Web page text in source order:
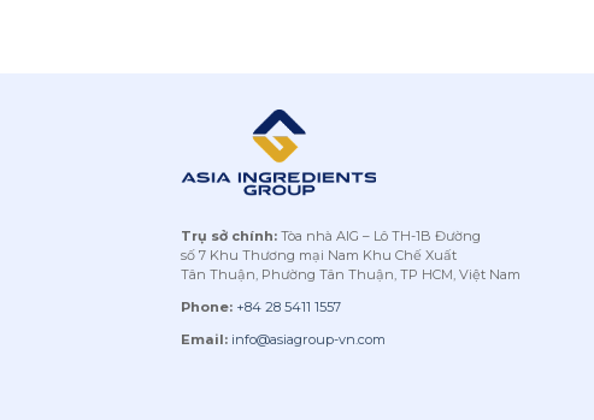
Trụ sở chính: Tòa nhà AIG – Lô TH-1B Đường
số 7 Khu Thương mại Nam Khu Chế Xuất
Tân Thuận, Phường Tân Thuận, TP HCM, Việt Nam
Phone: +84 28 5411 1557
Email: info@asiagroup-vn.com